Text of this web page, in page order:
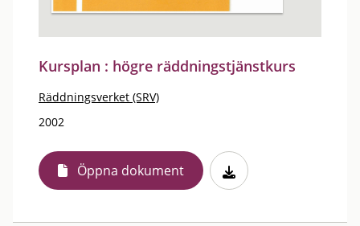
Kursplan : högre räddningstjänstkurs
Räddningsverket (SRV)
2002
Öppna dokument